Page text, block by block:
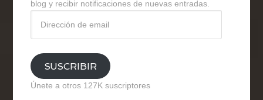
blog y recibir notificaciones de nuevas entradas.
email
SUSCRIBIR
Únete a otros 127K suscriptores